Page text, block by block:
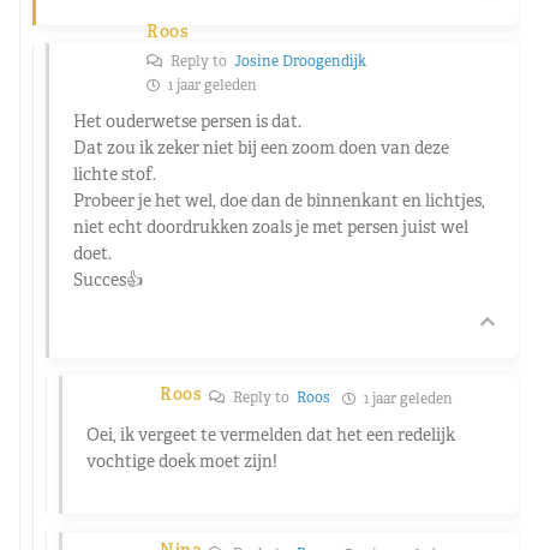
Roos
Reply to Josine Droogendijk
1 jaar geleden
Het ouderwetse persen is dat.
Dat zou ik zeker niet bij een zoom doen van deze
lichte stof.
Probeer je het wel, doe dan de binnenkant en lichtjes,
niet echt doordrukken zoals je met persen juist wel
doet.
Succes👍
Roos Reply to Roos 1 jaar geleden
Oei, ik vergeet te vermelden dat het een redelijk
vochtige doek moet zijn!